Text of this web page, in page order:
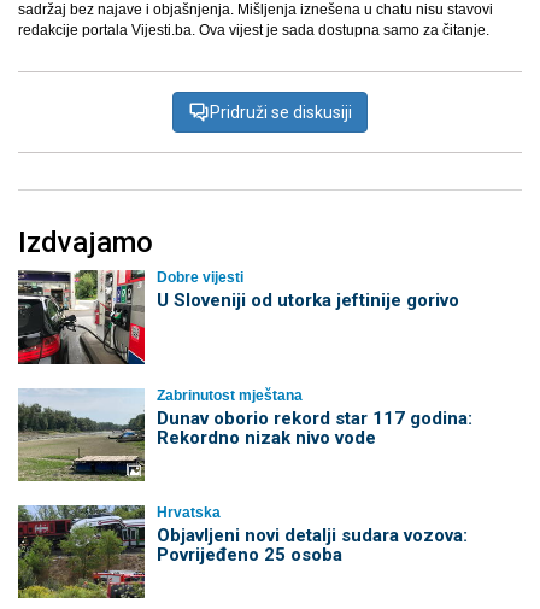
sadržaj bez najave i objašnjenja. Mišljenja iznešena u chatu nisu stavovi
redakcije portala Vijesti.ba. Ova vijest je sada dostupna samo za čitanje.
Pridruži se diskusiji
Izdvajamo
Dobre vijesti
U Sloveniji od utorka jeftinije gorivo
Zabrinutost mještana
Dunav oborio rekord star 117 godina:
Rekordno nizak nivo vode
Hrvatska
Objavljeni novi detalji sudara vozova:
Povrijeđeno 25 osoba